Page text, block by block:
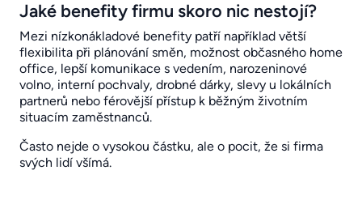
Jaké benefity firmu skoro nic nestojí?
Mezi nízkonákladové benefity patří například větší
flexibilita při plánování směn, možnost občasného home
office, lepší komunikace s vedením, narozeninové
volno, interní pochvaly, drobné dárky, slevy u lokálních
partnerů nebo férovější přístup k běžným životním
situacím zaměstnanců.
Často nejde o vysokou částku, ale o pocit, že si firma
svých lidí všímá.